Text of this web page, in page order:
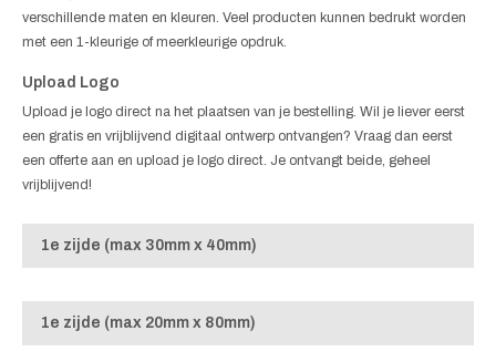
verschillende maten en kleuren. Veel producten kunnen bedrukt worden
met een 1-kleurige of meerkleurige opdruk.
Upload Logo
Upload je logo direct na het plaatsen van je bestelling. Wil je liever eerst
een gratis en vrijblijvend digitaal ontwerp ontvangen? Vraag dan eerst
een offerte aan en upload je logo direct. Je ontvangt beide, geheel
vrijblijvend!
1e zijde (max 30mm x 40mm)
1e zijde (max 20mm x 80mm)